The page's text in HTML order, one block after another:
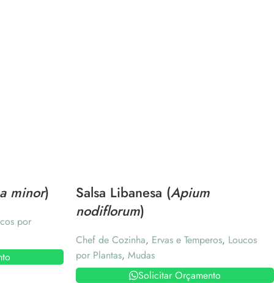
minor)
por
Salsa Libanesa (Apium
nodiflorum)
Chef de Cozinha, Ervas e Temperos, Loucos
por Plantas, Mudas
Solicitar Orçamento